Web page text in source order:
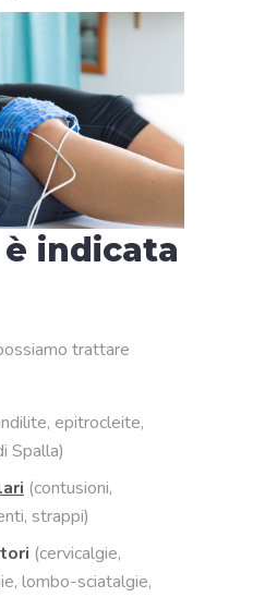
indicata
trattare
epitrocleite,
Spalla)
(contusioni,
strappi)
(cervicalgie,
lombo-sciatalgie,